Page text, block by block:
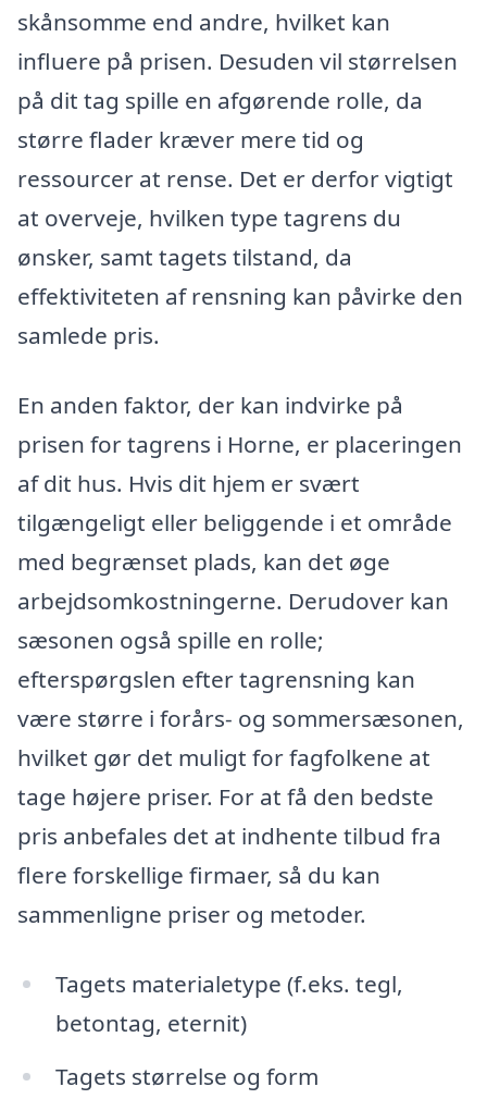
skånsomme end andre, hvilket kan
influere på prisen. Desuden vil størrelsen
på dit tag spille en afgørende rolle, da
større flader kræver mere tid og
ressourcer at rense. Det er derfor vigtigt
at overveje, hvilken type tagrens du
ønsker, samt tagets tilstand, da
effektiviteten af rensning kan påvirke den
samlede pris.
En anden faktor, der kan indvirke på
prisen for tagrens i Horne, er placeringen
af dit hus. Hvis dit hjem er svært
tilgængeligt eller beliggende i et område
med begrænset plads, kan det øge
arbejdsomkostningerne. Derudover kan
sæsonen også spille en rolle;
efterspørgslen efter tagrensning kan
være større i forårs- og sommersæsonen,
hvilket gør det muligt for fagfolkene at
tage højere priser. For at få den bedste
pris anbefales det at indhente tilbud fra
flere forskellige firmaer, så du kan
sammenligne priser og metoder.
Tagets materialetype (f.eks. tegl,
betontag, eternit)
Tagets størrelse og form